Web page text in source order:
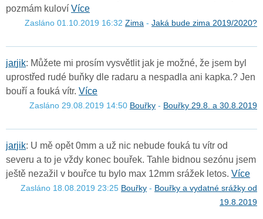
pozmám kuloví Více
Zasláno 01.10.2019 16:32 Zima - Jaká bude zima 2019/2020?
jarjik: Můžete mi prosím vysvětlit jak je možné, že jsem byl
uprostřed rudé buňky dle radaru a nespadla ani kapka.? Jen
bouří a fouká vítr. Více
Zasláno 29.08.2019 14:50 Bouřky - Bouřky 29.8. a 30.8.2019
jarjik: U mě opět 0mm a už nic nebude fouká tu vítr od
severu a to je vždy konec bouřek. Tahle bidnou sezónu jsem
ještě nezažil v bouřce tu bylo max 12mm srážek letos. Více
Zasláno 18.08.2019 23:25 Bouřky - Bouřky a vydatné srážky od
19.8.2019